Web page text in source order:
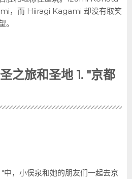
，而 Hiiragi Kagami 却没有取笑
之旅和圣地 1. "京都
中，小俣泉和她的朋友们一起去京